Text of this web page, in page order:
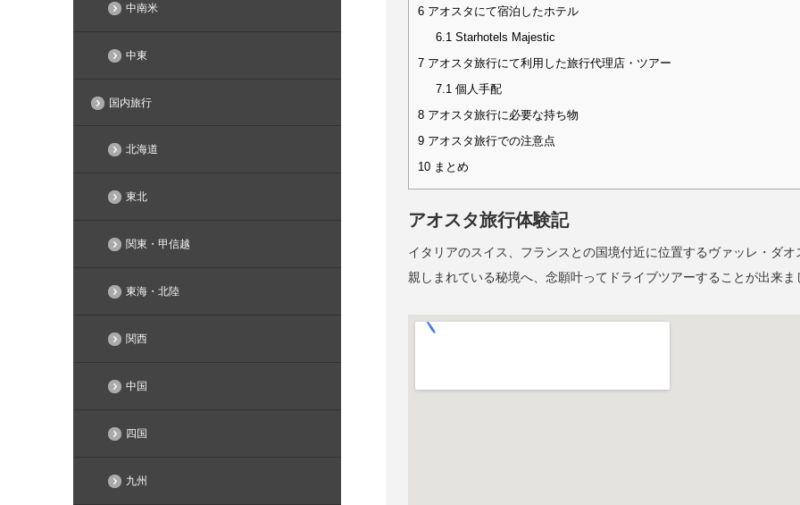
6 アオスタにて宿泊したホテル
6.1Starhotels Majestic
7 アオスタ旅行にて利用した旅行代理店・ツアー
7.1個人手配
8 アオスタ旅行に必要な持ち物
9 アオスタ旅行での注意点
10 まとめ
アオスタ旅行体験記
イタリアのスイス、フランスとの国境付近に位置するヴァッレ・ダ
親しまれている秘境へ、念願叶ってドライブツアーすることが出来ま
中南米
中東
国内旅行
北海道
東北
関東・甲信越
東海・北陸
関西
中国
四国
九州